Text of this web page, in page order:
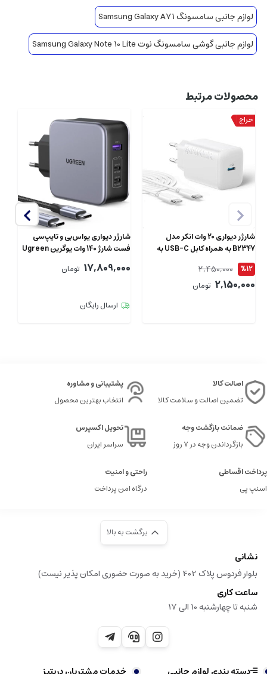
لوازم جانبی سامسونگ Samsung Galaxy A71
لوازم جانبی گوشی سامسونگ نوت Samsung Galaxy Note 10 Lite
محصولات مرتبط
شارژر دیواری 20 وات انکر مدل
B2347 به همراه کابل USB-C به
طول 1.5 متر
%12
2,450,000
2,150,000 تومان
شارژر دیواری یو‌اس‌بی و تایپ‌‌سی
فست شارژ 140 وات یوگرین Ugreen
17,809,000 تومان
ارسال رایگان
اصالت کالا
تضمین اصالت و سلامت کالا
پشتیبانی و مشاوره
انتخاب بهترین محصول
ضمانت بازگشت وجه
بازگرداندن وجه در ۷ روز
تحویل اکسپرس
سراسر ایران
پرداخت اقساطی
اسنپ پی
راحتی و امنیت
درگاه امن پرداخت
برگشت به بالا
نشانی
بلوار فردوس پلاک 402 (خرید به صورت حضوری امکان پذیر نیست)
ساعت کاری
شنبه تا چهارشنبه 10 الی 17